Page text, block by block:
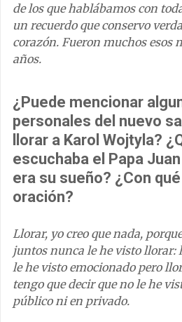
de los que hablábamos con
un recuerdo que conservo
corazón. Fueron muchos esos
años.
¿Puede mencionar
personales del nuevo
llorar a Karol Wojtyla?
escuchaba el Papa
era su sueño? ¿Con
oración?
Llorar, yo creo que nada,
juntos nunca le he visto llorar:
le he visto emocionado pero
tengo que decir que no le he
público ni en privado.